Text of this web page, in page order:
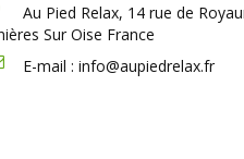
Au Pied Relax, 14 rue de
Sur Oise France
E-mail : info@aupiedrelax.fr